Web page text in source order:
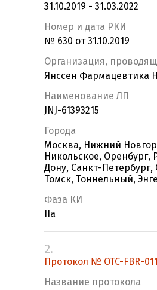
31.10.2019 - 31.03.2022
Номер и дата РКИ
№ 630 от 31.10.2019
Организация,
Янссен Фармацевтика
Наименование ЛП
JNJ-61393215
Города
Москва, Нижний
Никольское, Оренбург,
Дону, Санкт-Петербург,
Томск, Тоннельный,
Фаза КИ
IIa
2.
Протокол № OTC-FBR-
Название протокола